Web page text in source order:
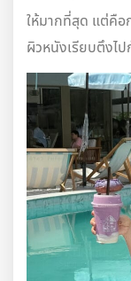
ให้มากที่สุด แต่คือ
ผิวหนังเรียบตึงไ